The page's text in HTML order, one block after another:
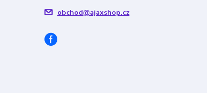
obchod@ajaxshop.cz